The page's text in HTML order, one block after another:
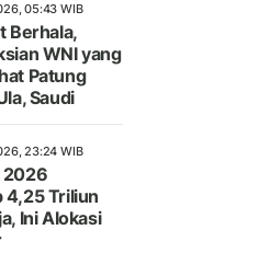
05:43 WIB
Berhala,
WNI yang
Patung
Saudi
23:24 WIB
2026
4,25 Triliun
Ini Alokasi